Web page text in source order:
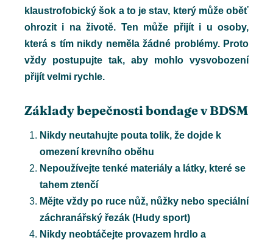
klaustrofobický šok a to je stav, který může oběť
ohrozit i na životě. Ten může přijít i u osoby,
která s tím nikdy neměla žádné problémy. Proto
vždy postupujte tak, aby mohlo vysvobození
přijít velmi rychle.
Základy bepečnosti bondage v BDSM
Nikdy neutahujte pouta tolik, že dojde k
omezení krevního oběhu
Nepoužívejte tenké materiály a látky, které se
tahem ztenčí
Mějte vždy po ruce nůž, nůžky nebo speciální
záchranářský řezák (Hudy sport)
Nikdy neobtáčejte provazem hrdlo a